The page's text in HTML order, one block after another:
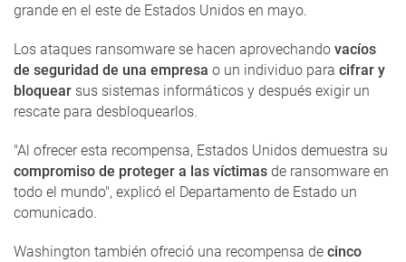
grande en el este de Estados Unidos en mayo.
Los ataques ransomware se hacen aprovechando vacíos
de seguridad de una empresa o un individuo para cifrar y
bloquear sus sistemas informáticos y después exigir un
rescate para desbloquearlos.
"Al ofrecer esta recompensa, Estados Unidos demuestra su
compromiso de proteger a las víctimas de ransomware en
todo el mundo", explicó el Departamento de Estado un
comunicado.
Washington también ofreció una recompensa de cinco